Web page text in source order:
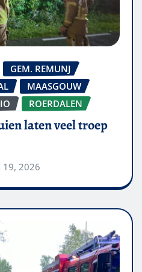
GEM. REMUNJ
MAASGOUW
ROERDALEN
laten veel troep
19, 2026